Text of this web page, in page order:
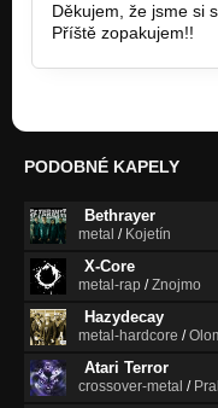
Děkujem, že jsme si
Příště zopakujem!!
PODOBNÉ KAPELY
Bethrayer
metal / Kojetín
X-Core
metal-rap /Znojmo
Hazydecay
metal-hardcore /
Atari Terror
crossover-metal /